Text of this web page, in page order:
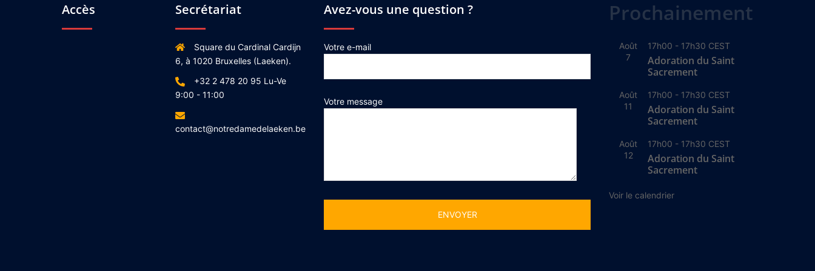
Accès Secrétariat
Square du Cardinal Cardijn
6, à 1020 Bruxelles (Laeken).
+32 2 478 20 95 Lu-Ve
9:00 - 11:00
contact@notredamedelaeken.be
Avez-vous une question ?
Votre e-mail
Votre message
Prochainement
Août
7
17h00 - 17h30 CEST
Adoration du Saint
Sacrement
Août
11
17h00 - 17h30 CEST
Adoration du Saint
Sacrement
Août
12
17h00 - 17h30 CEST
Adoration du Saint
Sacrement
Voir le calendrier